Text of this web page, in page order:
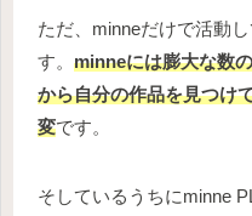
ただ、minneだけで活動
す。 minneには膨大な数
から自分の作品を見つけ
変です。
そしているうちにminne